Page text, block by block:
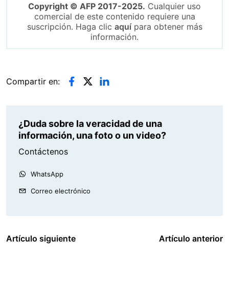
Copyright © AFP 2017-2025. Cualquier uso
comercial de este contenido requiere una
suscripción. Haga clic aquípara obtener más
información.
Compartir en:
¿Duda sobre la veracidad de una
información, una foto o un video?
Contáctenos
WhatsApp
Correo electrónico
Artículo siguiente Artículo anterior